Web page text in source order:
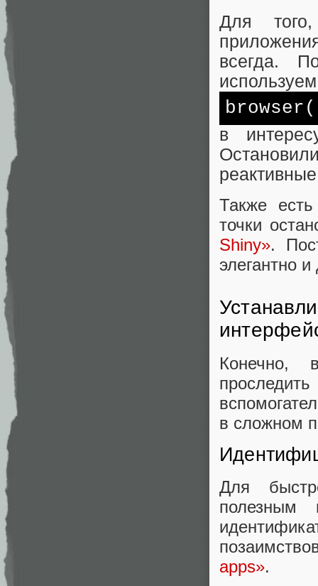
Для
всегда.
в
Также
точки
Shiny».
элегантно
Конечно,
в сложном
Для
полезным
apps».